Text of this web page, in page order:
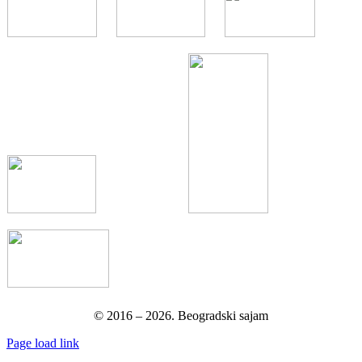
© 2016 – 2026. Beogradski sajam
Page load link